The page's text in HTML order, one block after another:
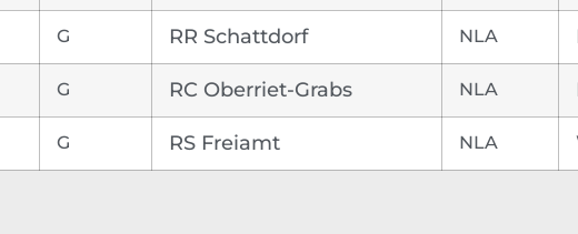
G RR Schattdorf NLA
G RC Oberriet-Grabs NLA
G RS Freiamt NLA